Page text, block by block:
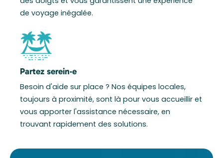
de voyage inégalée.
Partez serein·e
Besoin d'aide sur place ? Nos équipes locales,
toujours à proximité, sont là pour vous accueillir et
vous apporter l'assistance nécessaire, en
trouvant rapidement des solutions.